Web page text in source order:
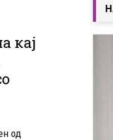
кај
од